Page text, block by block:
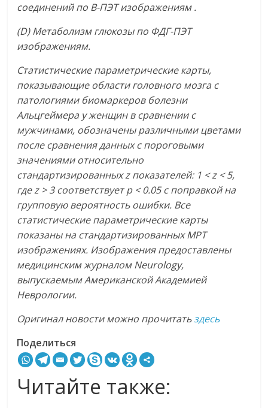
соединений по В-ПЭТ изображениям .
(D) Метаболизм глюкозы по ФДГ-ПЭТ
изображениям.
Статистические параметрические карты,
показывающие области головного мозга с
патологиями биомаркеров болезни
Альцгеймера у женщин в сравнении с
мужчинами, обозначены различными цветами
после сравнения данных с пороговыми
значениями относительно
стандартизированных zпоказателей: 1 < z < 5,
где z> 3 соответствует p < 0.05 с поправкой на
групповую вероятность ошибки. Все
статистические параметрические карты
показаны на стандартизированных МРТ
изображениях. Изображения предоставлены
медицинским журналом Neurology,
выпускаемым Американской Академией
Неврологии.
Оригинал новости можно прочитатьздесь
Поделиться
Читайте также: